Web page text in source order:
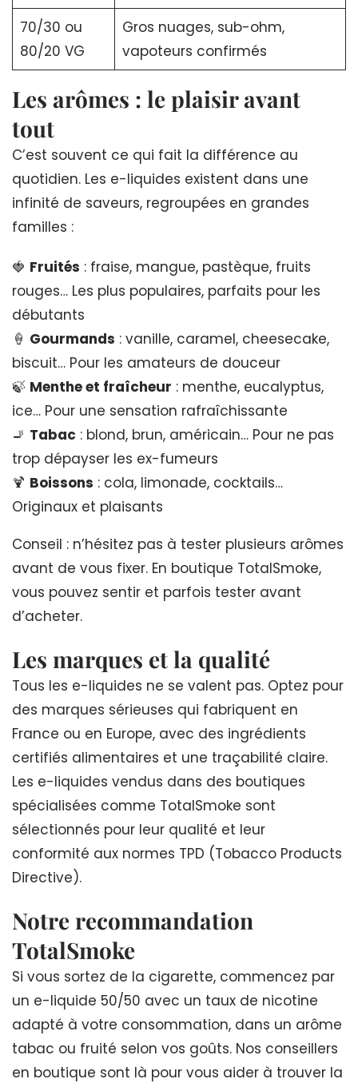
70/30 ou
80/20 VG
Gros nuages, sub-ohm,
vapoteurs confirmés
Les arômes : le plaisir avant
tout
C’est souvent ce qui fait la différence au
quotidien. Les e-liquides existent dans une
infinité de saveurs, regroupées en grandes
familles :
🍓 Fruités : fraise, mangue, pastèque, fruits
rouges… Les plus populaires, parfaits pour les
débutants
🍦 Gourmands : vanille, caramel, cheesecake,
biscuit… Pour les amateurs de douceur
🍃 Menthe et fraîcheur : menthe, eucalyptus,
ice… Pour une sensation rafraîchissante
🚬 Tabac : blond, brun, américain… Pour ne pas
trop dépayser les ex-fumeurs
🍹 Boissons : cola, limonade, cocktails…
Originaux et plaisants
Conseil : n’hésitez pas à tester plusieurs arômes
avant de vous fixer. En boutique TotalSmoke,
vous pouvez sentir et parfois tester avant
d’acheter.
Les marques et la qualité
Tous les e-liquides ne se valent pas. Optez pour
des marques sérieuses qui fabriquent en
France ou en Europe, avec des ingrédients
certifiés alimentaires et une traçabilité claire.
Les e-liquides vendus dans des boutiques
spécialisées comme TotalSmoke sont
sélectionnés pour leur qualité et leur
conformité aux normes TPD (Tobacco Products
Directive).
Notre recommandation
TotalSmoke
Si vous sortez de la cigarette, commencez par
un e-liquide 50/50 avec un taux de nicotine
adapté à votre consommation, dans un arôme
tabac ou fruité selon vos goûts. Nos conseillers
en boutique sont là pour vous aider à trouver la